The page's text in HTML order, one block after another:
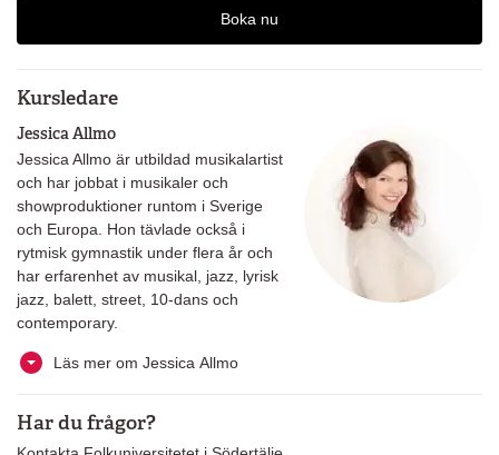
Boka nu
Kursledare
Jessica Allmo
Jessica Allmo är utbildad musikalartist
och har jobbat i musikaler och
showproduktioner runtom i Sverige
och Europa. Hon tävlade också i
rytmisk gymnastik under flera år och
har erfarenhet av musikal, jazz, lyrisk
jazz, balett, street, 10-dans och
contemporary.
Läs mer om Jessica Allmo
Har du frågor?